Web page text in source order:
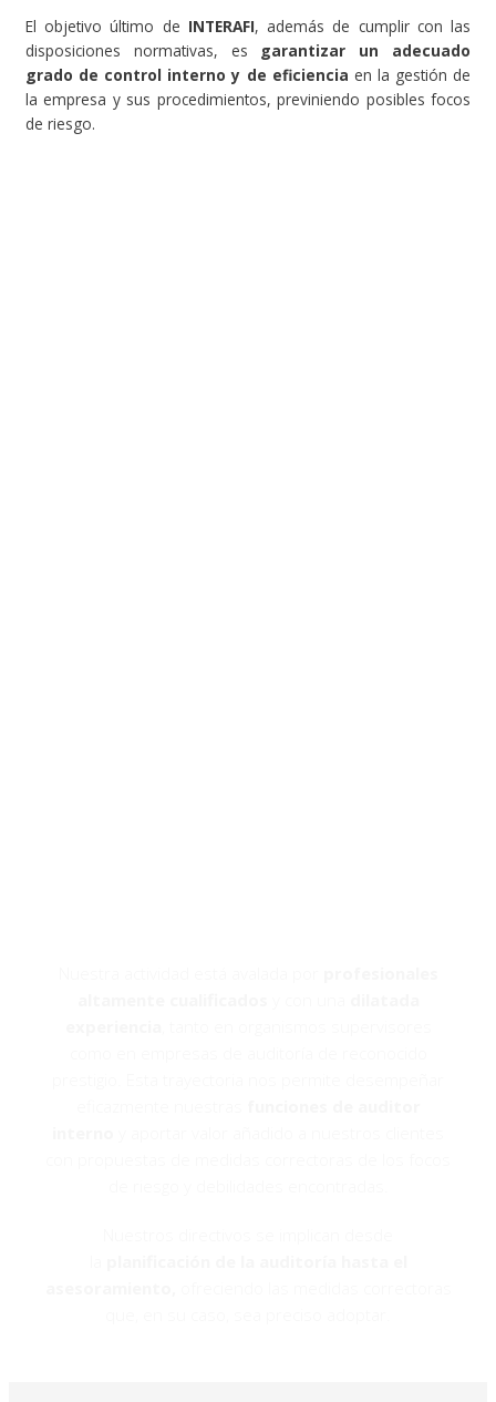
El objetivo último de INTERAFI, además de cumplir con las
disposiciones normativas, es garantizar un adecuado
grado de control interno y de eficiencia en la gestión de
la empresa y sus procedimientos, previniendo posibles focos
de riesgo.